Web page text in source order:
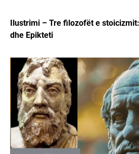
Ilustrimi – Tre filozofët e
dhe Epikteti